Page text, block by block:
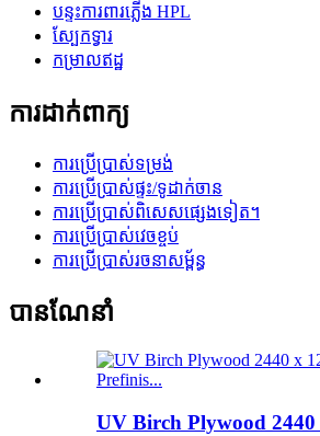
បន្ទះការពារភ្លើង HPL
ស្បែកទ្វារ
កម្រាលឥដ្ឋ
ការដាក់ពាក្យ
ការប្រើប្រាស់ទម្រង់
ការប្រើប្រាស់ផ្ទះ/ទូដាក់ចាន
ការប្រើប្រាស់ពិសេសផ្សេងទៀត។
ការប្រើប្រាស់វេចខ្ចប់
ការប្រើប្រាស់រចនាសម្ព័ន្ធ
បានណែនាំ
UV Birch Plywood 2440